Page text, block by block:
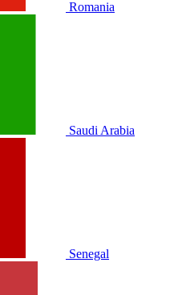
Romania
Saudi Arabia
Senegal